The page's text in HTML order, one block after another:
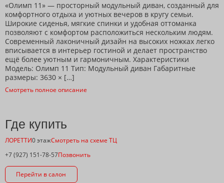
«Олимп 11» — просторный модульный диван, созданный для
комфортного отдыха и уютных вечеров в кругу семьи.
Широкие сиденья, мягкие спинки и удобная оттоманка
позволяют с комфортом расположиться нескольким людям.
Современный лаконичный дизайн на высоких ножках легко
вписывается в интерьер гостиной и делает пространство
ещё более уютным и гармоничным. Характеристики
Модель: Олимп 11 Тип: Модульный диван Габаритные
размеры: 3630 × […]
Смотреть полное описание
Где купить
ЛОРЕТТИ0 этажСмотреть на схеме ТЦ
+7 (927) 151-78-57Позвонить
Перейти в салон